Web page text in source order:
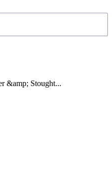
&amp; Stought...